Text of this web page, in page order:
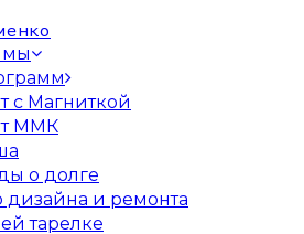
с Магниткой
ММК
о долге
дизайна и ремонта
тарелке